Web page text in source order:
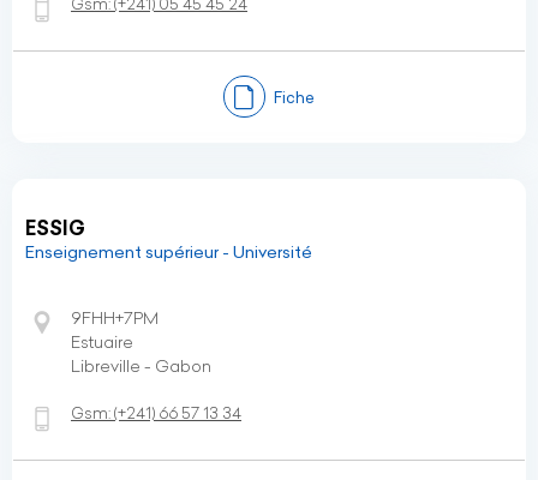
Fiche
ESSIG
Enseignement supérieur - Université
9FHH+7PM
Estuaire
Libreville - Gabon
Gsm:(+241) 66 57 13 34